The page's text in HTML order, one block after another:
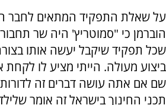
על שאלת התפקיד המתאים לחבר
הוברמן כי "סמוטריץ' היה שר
שכל תפקיד שיקבל יעשה אותו
ביצוע מעולה. הייתי מציע לו
שם אם אתה עושה דברים זה
תכני החינוך בישראל זה אומר